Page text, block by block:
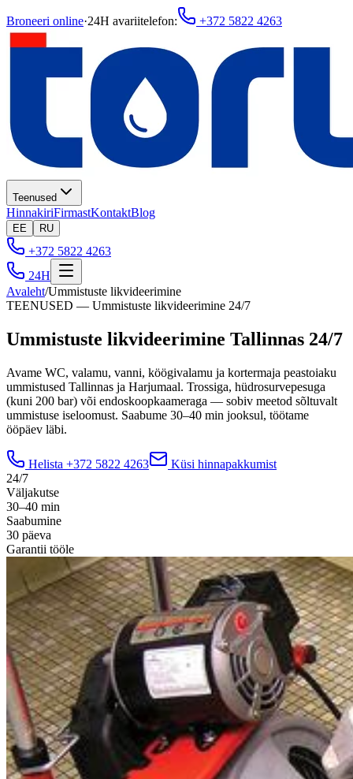
Broneeri online·24H avariitelefon: +372 5822 4263
Teenused
HinnakiriFirmastKontaktBlog
EE RU
+372 5822 4263
24H
Avaleht/Ummistuste likvideerimine
TEENUSED — Ummistuste likvideerimine 24/7
Ummistuste likvideerimine Tallinnas 24/7
Avame WC, valamu, vanni, köögivalamu ja kortermaja peastoiaku
ummistused Tallinnas ja Harjumaal. Trossiga, hüdrosurvepesuga
(kuni 200 bar) või endoskoopkaameraga — sobiv meetod sõltuvalt
ummistuse iseloomust. Saabume 30–40 min jooksul, töötame
ööpäev läbi.
Helista +372 5822 4263
Küsi hinnapakkumist
24/7
Väljakutse
30–40 min
Saabumine
30 päeva
Garantii tööle